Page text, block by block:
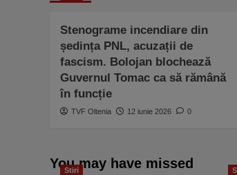
Stenograme incendiare din
ședința PNL, acuzații de
fascism. Bolojan blochează
Guvernul Tomac ca să rămână
în funcție
TVF Oltenia 12 iunie 2026 0
You may have missed
Stiri